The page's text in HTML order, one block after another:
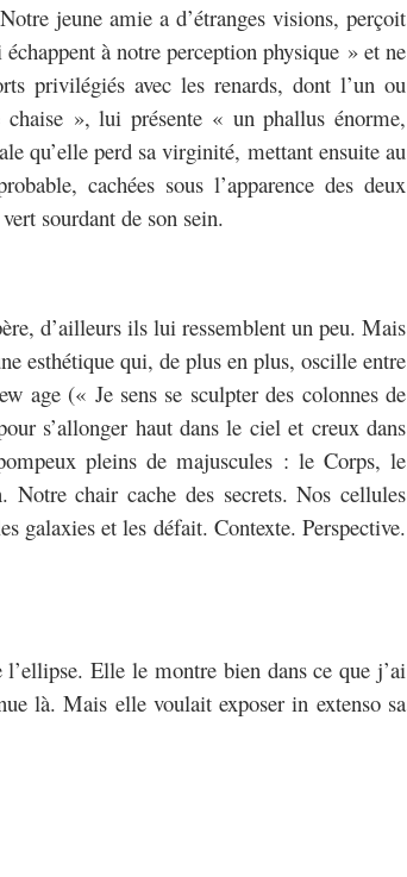
jeune amie a d’étranges visions, perçoit
à notre perception physique » et ne
privilégiés avec les renards, dont l’un ou
», lui présente « un phallus énorme,
qu’elle perd sa virginité, mettant ensuite au
cachées sous l’apparence des deux
sourdant de son sein.
d’ailleurs ils lui ressemblent un peu. Mais
esthétique qui, de plus en plus, oscille entre
age (« Je sens se sculpter des colonnes de
s’allonger haut dans le ciel et creux dans
pleins de majuscules : le Corps, le
chair cache des secrets. Nos cellules
galaxies et les défait. Contexte. Perspective.
Elle le montre bien dans ce que j’ai
là. Mais elle voulait exposer in extenso sa